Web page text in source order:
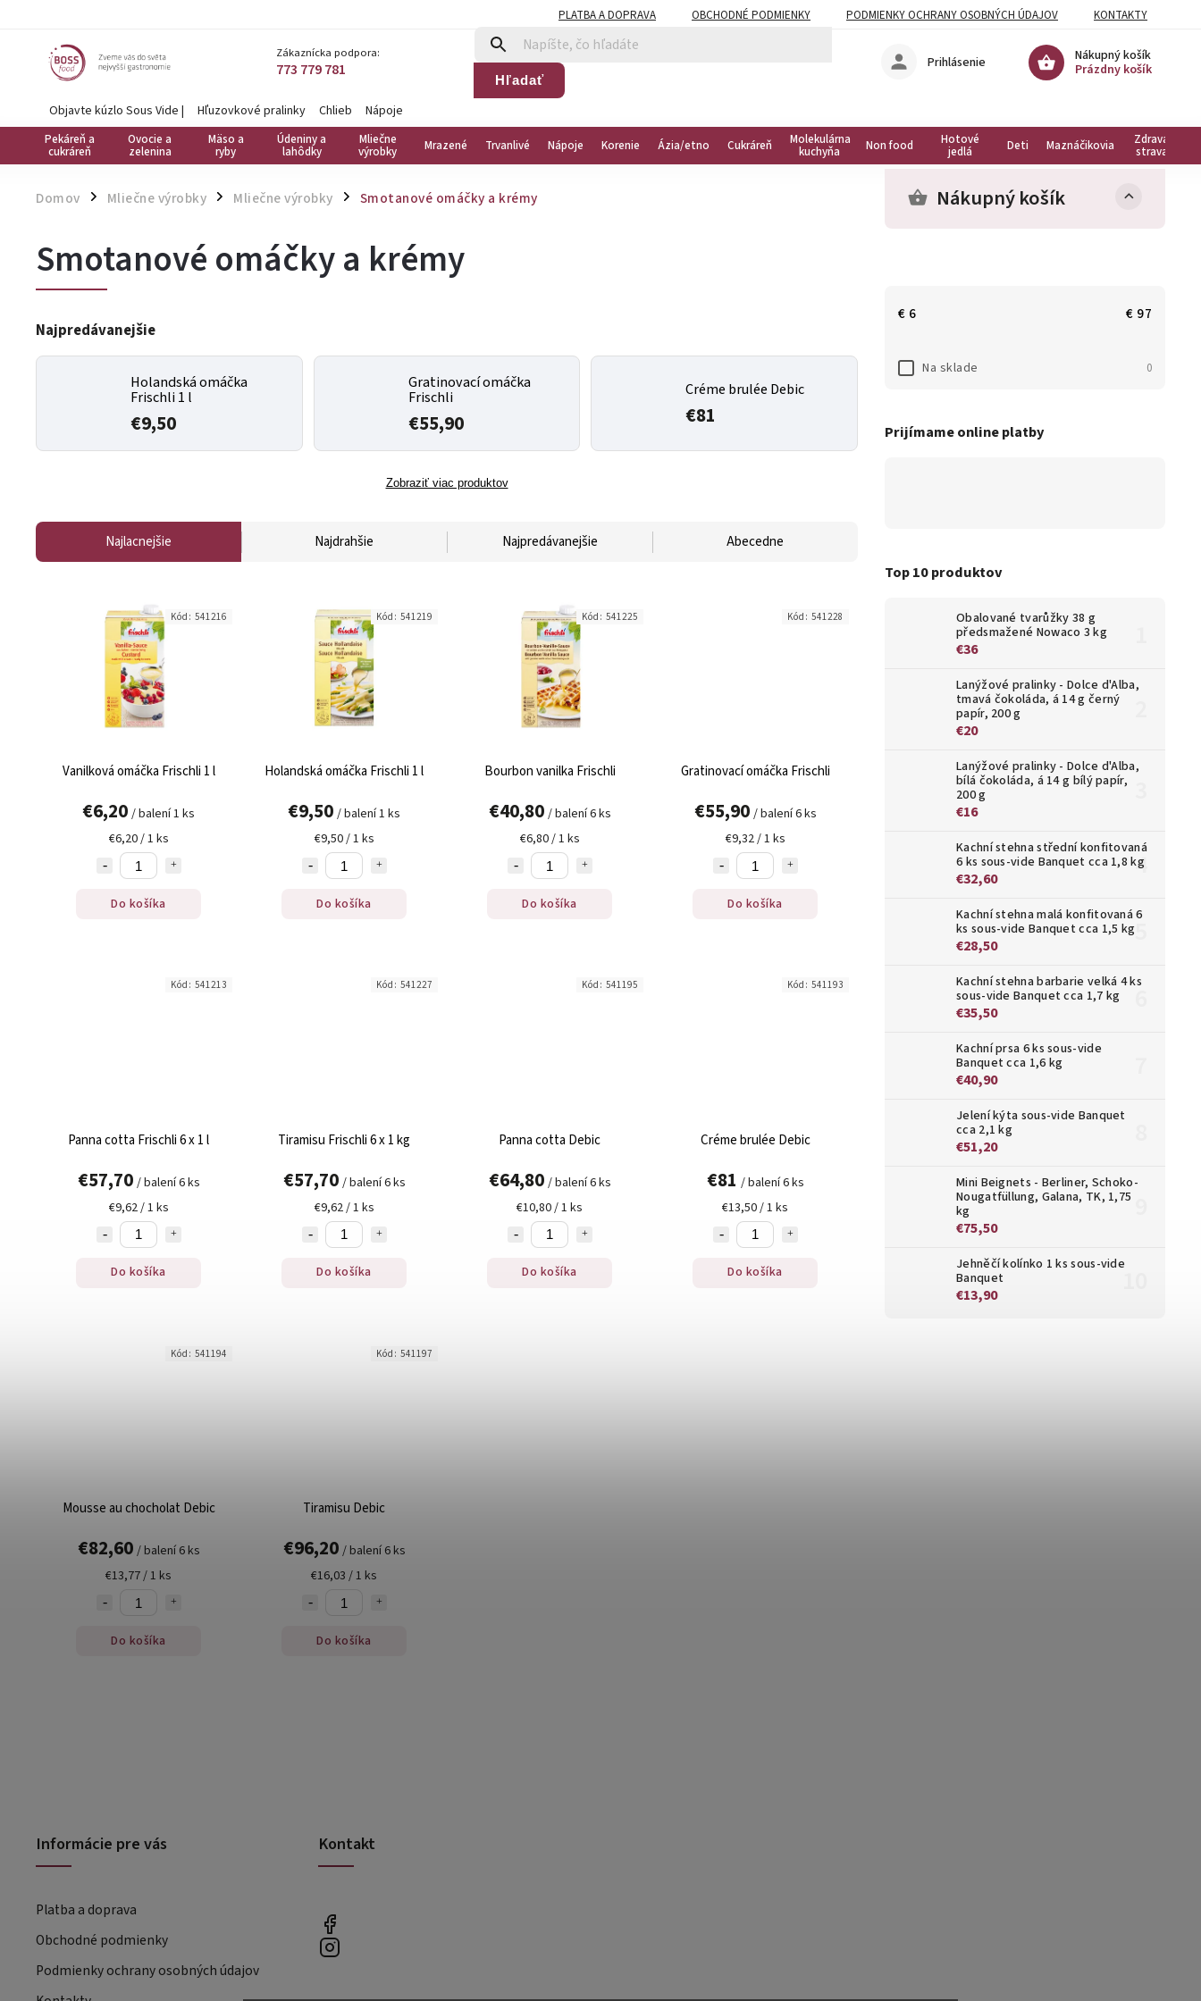
PLATBA A DOPRAVA OBCHODNÉ PODMIENKY PODMIENKY OCHRANY OSOBNÝCH ÚDAJOV KONTAKTY
Zákaznícka podpora:
773 779 781 Hľadať
Nákupný košík
Prázdny košík
Prihlásenie
Objavte kúzlo Sous Vide | Hľuzovkové pralinky Chlieb Nápoje
Pekáreň a
cukráreň
Ovocie a
zelenina
Mäso a
ryby
Údeniny a
lahôdky
Mliečne
výrobky Mrazené Trvanlivé Nápoje Korenie Ázia/etno Cukráreň Molekulárna
kuchyňa Non food Hotové
jedlá Deti Maznáčikovia Zdravá
strava
Domov / Mliečne výrobky / Mliečne výrobky / Smotanové omáčky a krémy Nákupný košík
€ 6 € 97
Na sklade 0
Prijímame online platby
Top 10 produktov
Obalované tvarůžky 38 g
předsmažené Nowaco 3 kg
€36
Lanýžové pralinky - Dolce d'Alba,
tmavá čokoláda, á 14 g černý
papír, 200 g
€20
Lanýžové pralinky - Dolce d'Alba,
bílá čokoláda, á 14 g bílý papír,
200 g
€16
Kachní stehna střední konfitovaná
6 ks sous-vide Banquet cca 1,8 kg
€32,60
Kachní stehna malá konfitovaná 6
ks sous-vide Banquet cca 1,5 kg
€28,50
Kachní stehna barbarie velká 4 ks
sous-vide Banquet cca 1,7 kg
€35,50
Kachní prsa 6 ks sous-vide
Banquet cca 1,6 kg
€40,90
Jelení kýta sous-vide Banquet
cca 2,1 kg
€51,20
Mini Beignets - Berliner, Schoko-
Nougatfüllung, Galana, TK, 1,75
kg
€75,50
Jehněčí kolínko 1 ks sous-vide
Banquet
€13,90
Smotanové omáčky a krémy
Najpredávanejšie
Holandská omáčka
Frischli 1 l
€9,50
Gratinovací omáčka
Frischli
€55,90
Créme brulée Debic
€81
Zobraziť viac produktov
Najlacnejšie Najdrahšie Najpredávanejšie Abecedne
Vanilková omáčka Frischli 1 l
€6,20 / balení 1 ks
€6,20 / 1 ks
Do košíka
Kód: 541216
Holandská omáčka Frischli 1 l
€9,50 / balení 1 ks
€9,50 / 1 ks
Do košíka
Kód: 541219
Bourbon vanilka Frischli
€40,80 / balení 6 ks
€6,80 / 1 ks
Do košíka
Kód: 541225
Gratinovací omáčka Frischli
€55,90 / balení 6 ks
€9,32 / 1 ks
Do košíka
Kód: 541228
Panna cotta Frischli 6 x 1 l
€57,70 / balení 6 ks
€9,62 / 1 ks
Do košíka
Kód: 541213
Tiramisu Frischli 6 x 1 kg
€57,70 / balení 6 ks
€9,62 / 1 ks
Do košíka
Kód: 541227
Panna cotta Debic
€64,80 / balení 6 ks
€10,80 / 1 ks
Do košíka
Kód: 541195
Créme brulée Debic
€81 / balení 6 ks
€13,50 / 1 ks
Do košíka
Kód: 541193
Mousse au chocholat Debic
€82,60 / balení 6 ks
€13,77 / 1 ks
Do košíka
Kód: 541194
Tiramisu Debic
€96,20 / balení 6 ks
€16,03 / 1 ks
Do košíka
Kód: 541197
Informácie pre vás
Platba a doprava
Obchodné podmienky
Podmienky ochrany osobných údajov
Kontakt